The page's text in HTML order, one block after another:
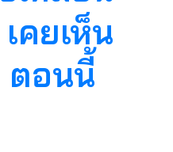
คยเห็น
ตอนนี้